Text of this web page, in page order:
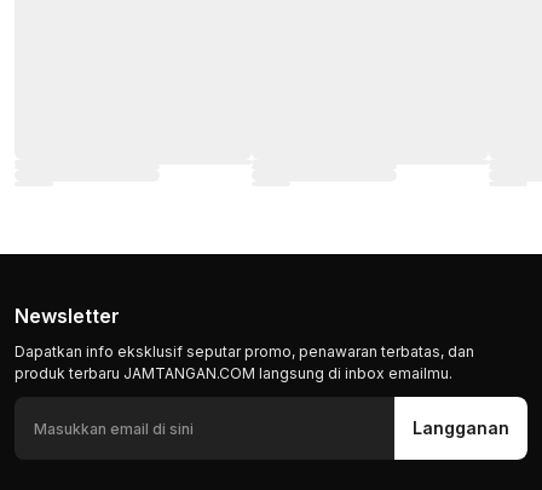
Newsletter
Dapatkan info eksklusif seputar promo, penawaran terbatas, dan
produk terbaru JAMTANGAN.COM langsung di inbox emailmu.
Langganan